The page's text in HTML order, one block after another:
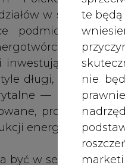
te będą
nie
w spółkach
podmiotem w
o
inwestują tam,
długi, że nową
— dodaje
problemem
energii. Zarząd
być w segmencie